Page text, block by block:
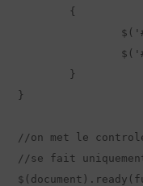
}
//on met le
//se fait